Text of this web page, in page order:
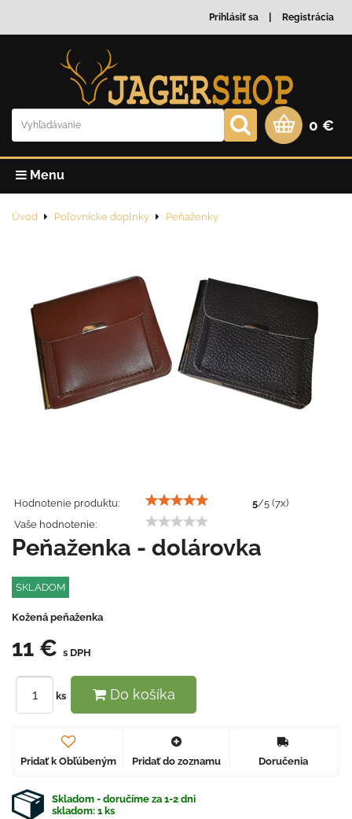
Prihlásiť sa Registrácia
0 €
Menu
Úvod Poľovnícke doplnky Peňaženky
Hodnotenie produktu: 5/5 (7x)
Vaše hodnotenie:
Peňaženka - dolárovka
SKLADOM
Kožená peňaženka
11 € s DPH
ks Do košíka
Pridať k Obľúbeným Pridať do zoznamu Doručenia
Skladom - doručíme za 1-2 dni
skladom: 1 ks